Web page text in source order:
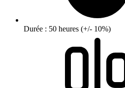
Durée : 50 heures (+/- 10%)